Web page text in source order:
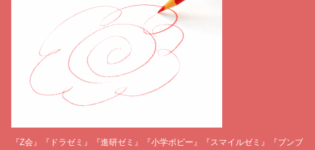
『Z会』『ドラゼミ』『進研ゼミ』『小学ポピー』『スマイルゼミ』『ブンブ